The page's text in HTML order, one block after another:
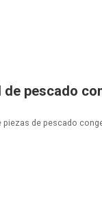
de pescado
de pescado